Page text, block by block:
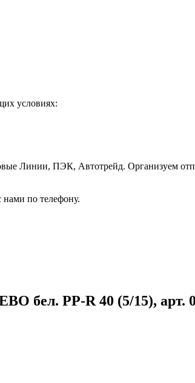
условиях:
Линии, ПЭК, Автотрейд. Организуем
нами по телефону.
бел. PP-R 40 (5/15), арт.